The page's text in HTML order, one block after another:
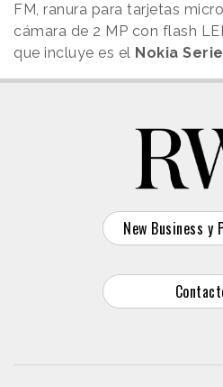
FM, ranura para tarjetas
cámara de 2 MP con flash
que incluye es el Nokia
New Business y